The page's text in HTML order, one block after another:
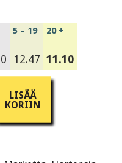
5 – 19
12.47
20 +
11.10
LISÄÄ
KORIIN